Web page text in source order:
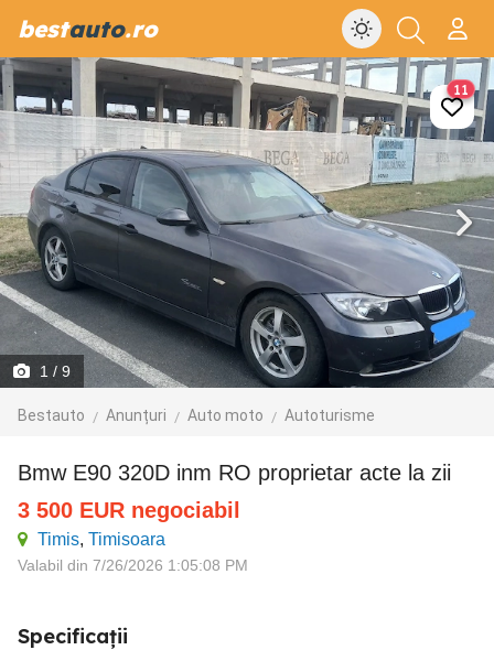
bestauto.ro
1 / 9
Bestauto Anunțuri Auto moto Autoturisme
11
Bmw E90 320D inm RO proprietar acte la zii
3 500 EUR negociabil
Timis, Timisoara
Valabil din 7/26/2026 1:05:08 PM
Specificații